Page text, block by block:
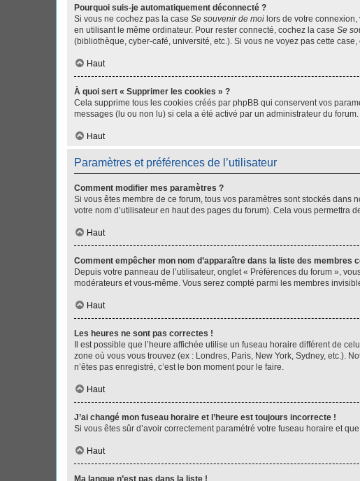
Pourquoi suis-je automatiquement déconnecté ?
Si vous ne cochez pas la case Se souvenir de moi lors de votre
en utilisant le même ordinateur. Pour rester connecté, cochez la case Se
(bibliothèque, cyber-café, université, etc.). Si vous ne voyez pas cette
Haut
À quoi sert « Supprimer les cookies » ?
Cela supprime tous les cookies créés par phpBB qui conservent vos
messages (lu ou non lu) si cela a été activé par un administrateur du
Haut
Paramètres et préférences de l’utilisateur
Comment modifier mes paramètres ?
Si vous êtes membre de ce forum, tous vos paramètres sont stockés dans
votre nom d’utilisateur en haut des pages du forum). Cela vous permettra
Haut
Comment empêcher mon nom d’apparaître dans la liste des membres
Depuis votre panneau de l’utilisateur, onglet « Préférences du forum »,
modérateurs et vous-même. Vous serez compté parmi les membres
Haut
Les heures ne sont pas correctes !
Il est possible que l’heure affichée utilise un fuseau horaire différent de
zone où vous vous trouvez (ex : Londres, Paris, New York, Sydney, etc.).
n’êtes pas enregistré, c’est le bon moment pour le faire.
Haut
J’ai changé mon fuseau horaire et l’heure est toujours incorrecte !
Si vous êtes sûr d’avoir correctement paramétré votre fuseau horaire et
Haut
Ma langue n’est pas dans la liste !